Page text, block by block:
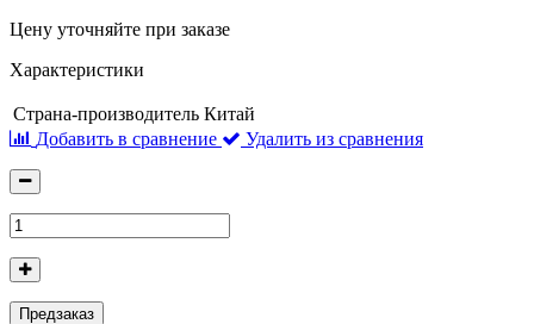
Цену уточняйте при заказе
Характеристики
Страна-производитель Китай
Добавить в сравнение
Удалить из сравнения
Предзаказ